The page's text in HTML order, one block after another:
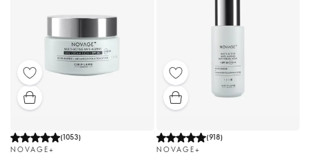
(1053)
NOVAGE+
(918)
NOVAGE+